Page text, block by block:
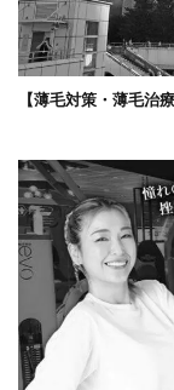
【薄毛対策・薄毛治